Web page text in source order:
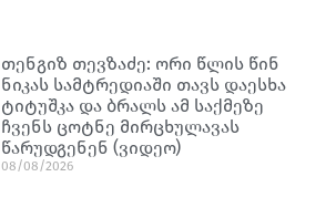
თენგიზ თევზაძე: ორი წლის წინ
ნიკას სამტრედიაში თავს დაესხა
ტიტუშკა და ბრალს ამ საქმეზე
ჩვენს ცოტნე მირცხულავას
წარუდგენენ (ვიდეო)
08/08/2026